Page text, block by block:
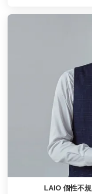
LAIO 個性不